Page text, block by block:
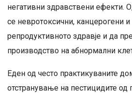
негативни здравствени ефекти.
се невротоксични, канцерогени
репродуктивното здравје и да
производство на абнормални
Еден од често практикуваните
отстранување на пестицидите од